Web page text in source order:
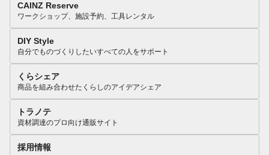
CAINZ Reserve
ワークショップ、施設予約、工具レンタル
DIY Style
自分でものづくりしたいすべての人をサポート
くらシェア
商品を組み合わせたくらしのアイデアシェア
トラノテ
資材調達のプロ向け通販サイト
採用情報